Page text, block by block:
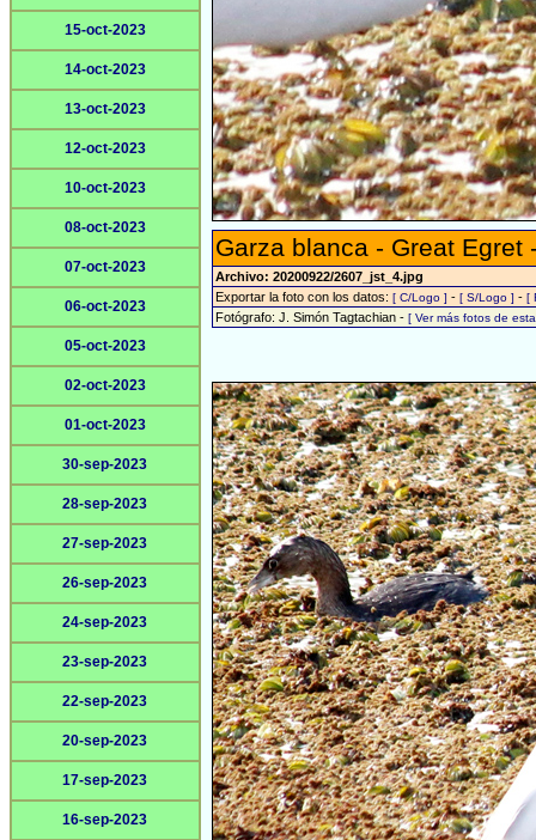
15-oct-2023
14-oct-2023
13-oct-2023
12-oct-2023
10-oct-2023
08-oct-2023
07-oct-2023
06-oct-2023
05-oct-2023
02-oct-2023
01-oct-2023
30-sep-2023
28-sep-2023
27-sep-2023
26-sep-2023
24-sep-2023
23-sep-2023
22-sep-2023
20-sep-2023
17-sep-2023
16-sep-2023
Garza blanca - Great Egret
Archivo: 20200922/2607_jst_4.jpg
Exportar la foto con los datos: [ C/Logo ] - [ S/Logo ] - [
Fotógrafo: J. Simón Tagtachian - [ Ver más fotos de